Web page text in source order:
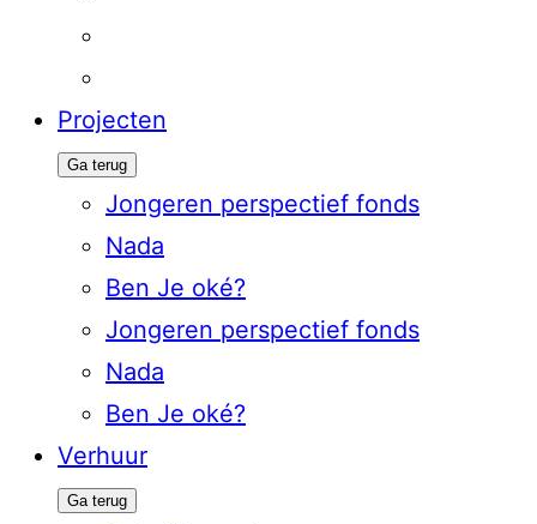
Projecten
Ga terug
Jongeren perspectief fonds
Nada
Ben Je oké?
Jongeren perspectief fonds
Nada
Ben Je oké?
Verhuur
Ga terug